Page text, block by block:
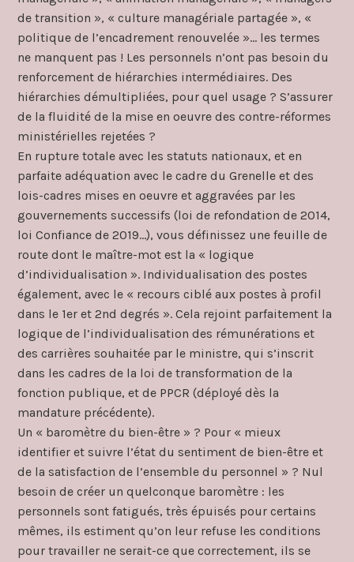
de transition », « culture managériale partagée », «
politique de l’encadrement renouvelée »… les termes
ne manquent pas ! Les personnels n’ont pas besoin du
renforcement de hiérarchies intermédiaires. Des
hiérarchies démultipliées, pour quel usage ? S’assurer
de la fluidité de la mise en oeuvre des contre-réformes
ministérielles rejetées ?
En rupture totale avec les statuts nationaux, et en
parfaite adéquation avec le cadre du Grenelle et des
lois-cadres mises en oeuvre et aggravées par les
gouvernements successifs (loi de refondation de 2014,
loi Confiance de 2019…), vous définissez une feuille de
route dont le maître-mot est la « logique
d’individualisation ». Individualisation des postes
également, avec le « recours ciblé aux postes à profil
dans le 1er et 2nd degrés ». Cela rejoint parfaitement la
logique de l’individualisation des rémunérations et
des carrières souhaitée par le ministre, qui s’inscrit
dans les cadres de la loi de transformation de la
fonction publique, et de PPCR (déployé dès la
mandature précédente).
Un « baromètre du bien-être » ? Pour « mieux
identifier et suivre l’état du sentiment de bien-être et
de la satisfaction de l’ensemble du personnel » ? Nul
besoin de créer un quelconque baromètre : les
personnels sont fatigués, très épuisés pour certains
mêmes, ils estiment qu’on leur refuse les conditions
pour travailler ne serait-ce que correctement, ils se